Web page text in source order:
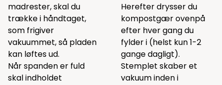
madrester, skal du
trække i håndtaget,
som frigiver
vakuummet, så pladen
kan løftes ud.
Når spanden er fuld
skal indholdet
Herefter drysser du
kompostgær ovenpå
efter hver gang du
fylder i (helst kun 1-2
gange dagligt).
Stemplet skaber et
vakuum inden i